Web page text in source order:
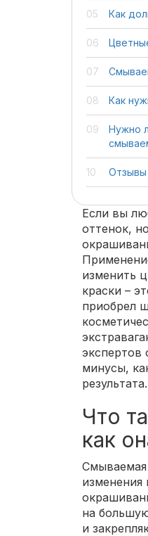
Как
Как
Нужно
Отзывы
Если вы
оттенок,
изменить
краски –
приобрел
минусы,
Что
как
Смываемая
изменения
на
и